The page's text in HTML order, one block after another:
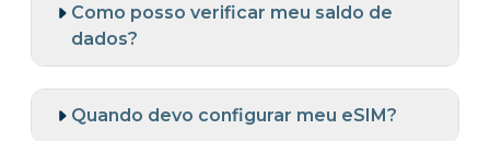
Como posso verificar meu saldo de
dados?
Quando devo configurar meu eSIM?